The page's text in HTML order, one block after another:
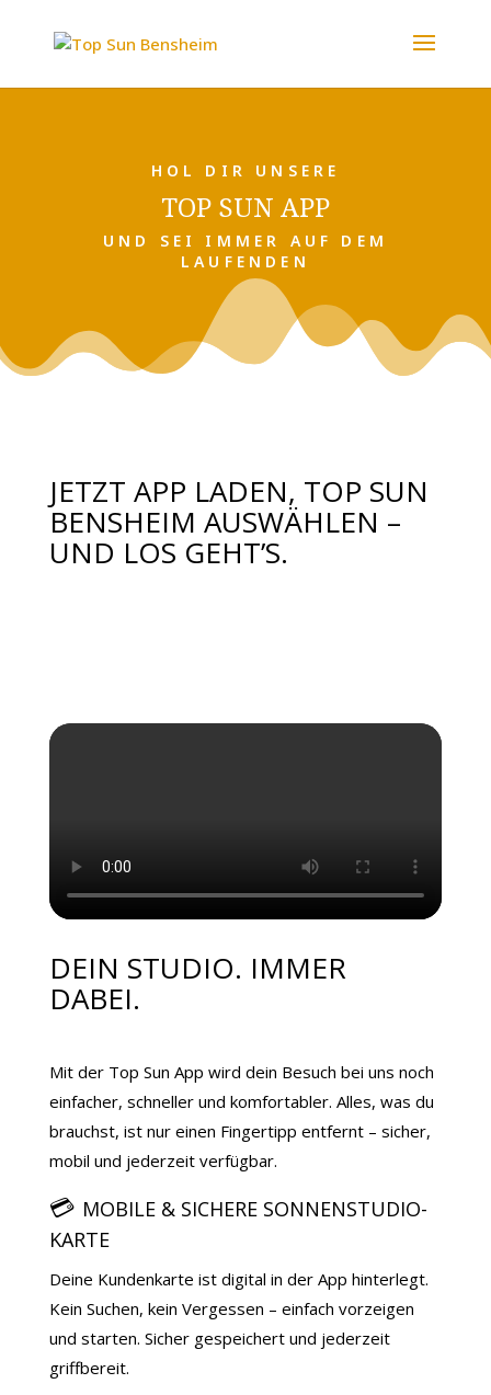
HOL DIR UNSERE
TOP SUN APP
UND SEI IMMER AUF DEM
LAUFENDEN
JETZT APP LADEN, TOP SUN
BENSHEIM AUSWÄHLEN –
UND LOS GEHT’S.
Video-
DEIN STUDIO. IMMER
DABEI.
Mit der Top Sun App wird dein Besuch bei uns noch
einfacher, schneller und komfortabler. Alles, was du
brauchst, ist nur einen Fingertipp entfernt – sicher,
mobil und jederzeit verfügbar.
💳 MOBILE & SICHERE SONNENSTUDIO-
KARTE
Deine Kundenkarte ist digital in der App hinterlegt.
Kein Suchen, kein Vergessen – einfach vorzeigen
und starten. Sicher gespeichert und jederzeit
griffbereit.